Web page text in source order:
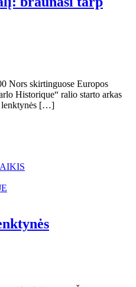
Nors skirtinguose Europos
Historique“ ralio starto arkas
lenktynės […]